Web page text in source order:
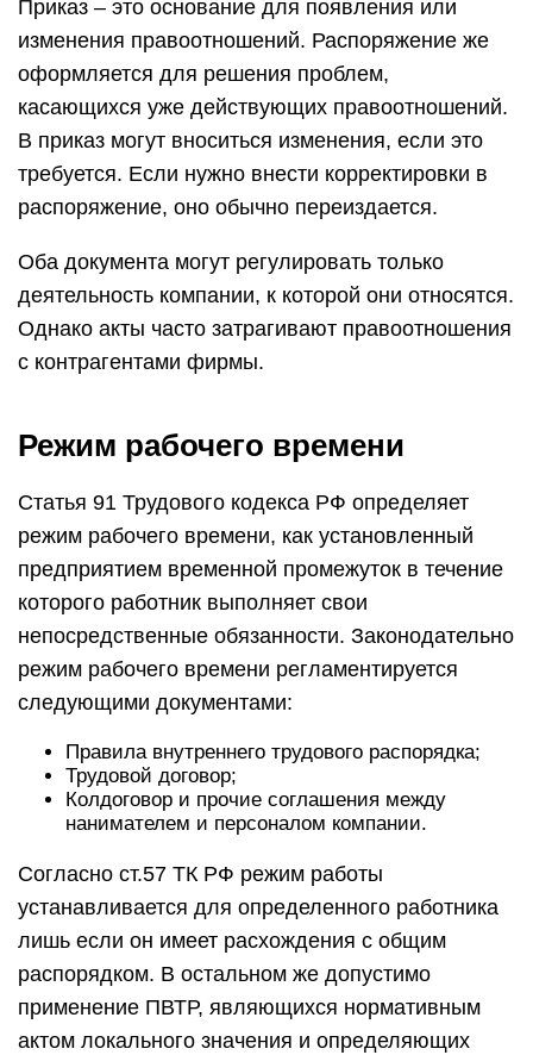
Приказ – это основание для появления или
изменения правоотношений. Распоряжение же
оформляется для решения проблем,
касающихся уже действующих правоотношений.
В приказ могут вноситься изменения, если это
требуется. Если нужно внести корректировки в
распоряжение, оно обычно переиздается.
Оба документа могут регулировать только
деятельность компании, к которой они относятся.
Однако акты часто затрагивают правоотношения
с контрагентами фирмы.
Режим рабочего времени
Статья 91 Трудового кодекса РФ определяет
режим рабочего времени, как установленный
предприятием временной промежуток в течение
которого работник выполняет свои
непосредственные обязанности. Законодательно
режим рабочего времени регламентируется
следующими документами:
Правила внутреннего трудового распорядка;
Трудовой договор;
Колдоговор и прочие соглашения между
нанимателем и персоналом компании.
Согласно ст.57 ТК РФ режим работы
устанавливается для определенного работника
лишь если он имеет расхождения с общим
распорядком. В остальном же допустимо
применение ПВТР, являющихся нормативным
актом локального значения и определяющих